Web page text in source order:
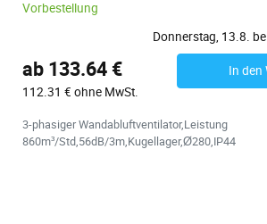
Vorbestellung
Donnerstag, 13.8.
ab 133.64 €
112.31 € ohne MwSt.
In den
3-phasiger Wandabluftventilator,Leistung
860m³/Std,56dB/3m,Kugellager,Ø280,IP44